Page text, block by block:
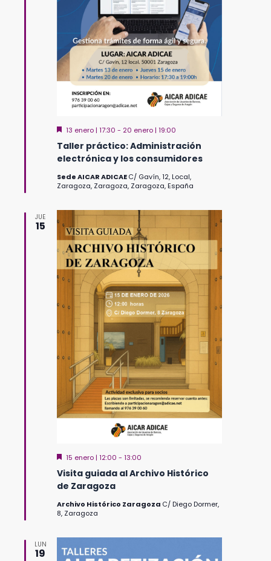
Taller práctico: Administración
electrónica y los consumidores
Destacado
13 enero | 17:30 - 20 enero | 19:00
Sede AICAR ADICAEC/ Gavín, 12, Local,
Zaragoza, Zaragoza, Zaragoza, España
JUE
15
Visita guiada al Archivo Histórico
de Zaragoza
Destacado
15 enero | 12:00 - 13:00
Archivo Histórico Zaragoza C/ Diego Dormer,
8, Zaragoza
LUN
19